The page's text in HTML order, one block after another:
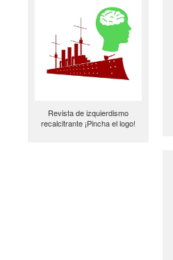
Revista de izquierdismo
recalcitrante ¡Pincha el logo!